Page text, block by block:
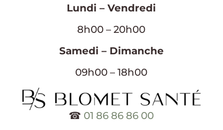
Lundi – Vendredi
8h00 – 20h00
Samedi – Dimanche
09h00 – 18h00
☎ 01 86 86 86 00